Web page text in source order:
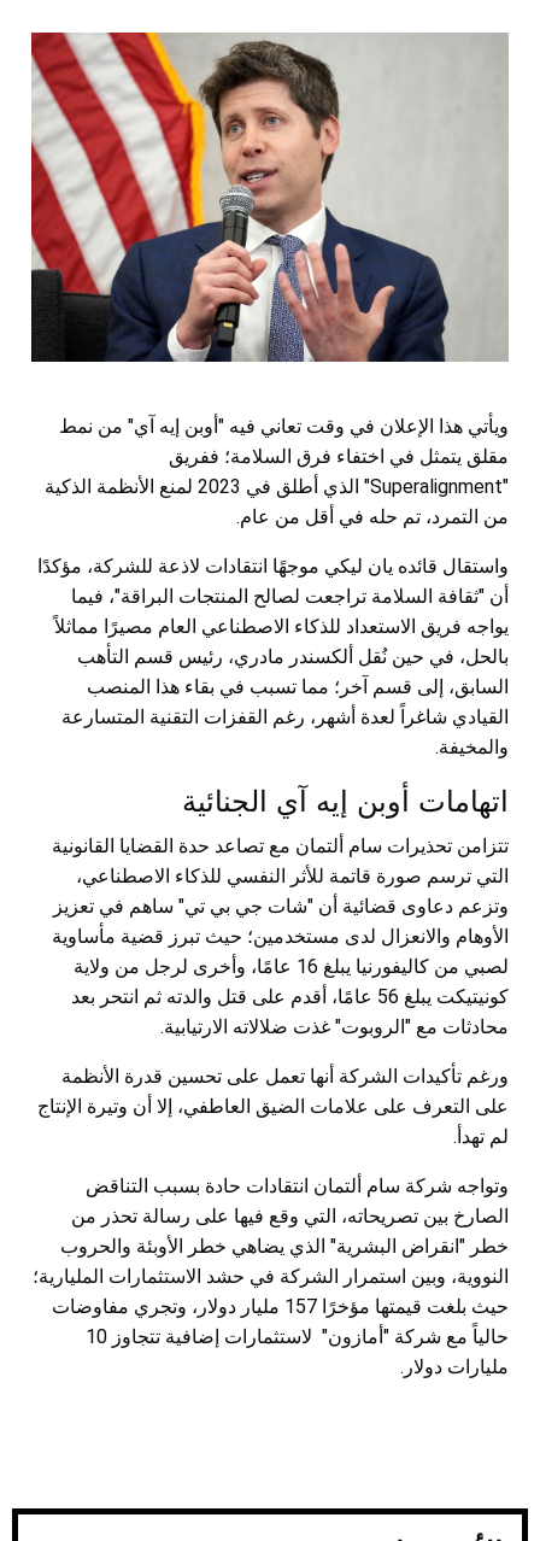
ويأتي هذا الإعلان في وقت تعاني فيه "أوبن إيه آي" من نمط
مقلق يتمثل في اختفاء فرق السلامة؛ ففريق
"Superalignment" الذي أطلق في 2023 لمنع الأنظمة الذكية
من التمرد، تم حله في أقل من عام.
واستقال قائده يان ليكي موجهًا انتقادات لاذعة للشركة، مؤكدًا
أن "ثقافة السلامة تراجعت لصالح المنتجات البراقة"، فيما
يواجه فريق الاستعداد للذكاء الاصطناعي العام مصيرًا مماثلاً
بالحل، في حين نُقل ألكسندر مادري، رئيس قسم التأهب
السابق، إلى قسم آخر؛ مما تسبب في بقاء هذا المنصب
القيادي شاغراً لعدة أشهر، رغم القفزات التقنية المتسارعة
والمخيفة.
اتهامات أوبن إيه آي الجنائية
تتزامن تحذيرات سام ألتمان مع تصاعد حدة القضايا القانونية
التي ترسم صورة قاتمة للأثر النفسي للذكاء الاصطناعي،
وتزعم دعاوى قضائية أن "شات جي بي تي" ساهم في تعزيز
الأوهام والانعزال لدى مستخدمين؛ حيث تبرز قضية مأساوية
لصبي من كاليفورنيا يبلغ 16 عامًا، وأخرى لرجل من ولاية
كونيتيكت يبلغ 56 عامًا، أقدم على قتل والدته ثم انتحر بعد
محادثات مع "الروبوت" غذت ضلالاته الارتيابية.
ورغم تأكيدات الشركة أنها تعمل على تحسين قدرة الأنظمة
على التعرف على علامات الضيق العاطفي، إلا أن وتيرة الإنتاج
لم تهدأ.
وتواجه شركة سام ألتمان انتقادات حادة بسبب التناقض
الصارخ بين تصريحاته، التي وقع فيها على رسالة تحذر من
خطر "انقراض البشرية" الذي يضاهي خطر الأوبئة والحروب
النووية، وبين استمرار الشركة في حشد الاستثمارات المليارية؛
حيث بلغت قيمتها مؤخرًا 157 مليار دولار، وتجري مفاوضات
حالياً مع شركة "أمازون" لاستثمارات إضافية تتجاوز 10
مليارات دولار.